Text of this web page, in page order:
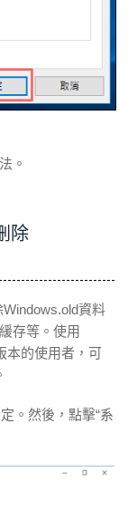
。
除
資料
存等。使用
本的使用者，可
。然後，點擊“系